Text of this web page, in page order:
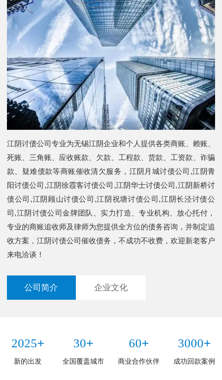
江阴讨债公司专业为无锡江阴企业和个人提供各类商账、赖账、
死账、三角账、应收账款、欠款、工程款、货款、工资款、诈骗
款、疑难债款等商账催收清欠服务，江阴月城讨债公司,江阴青
阳讨债公司,江阴徐霞客讨债公司,江阴华士讨债公司,江阴新桥讨
债公司,江阴顾山讨债公司,江阴祝塘讨债公司,江阴长泾讨债公
司,江阴讨债公司金牌团队、实力打造、专业机构、放心托付，
专业的商账追收师及律师为您提供全方位的债务咨询，并制定追
收方案，江阴讨债公司催收债务，不成功不收费，欢迎新老客户
来电洽谈！
公司简介 企业文化
2025+
新的出发
30+
全国覆盖城市
60+
商业合作伙伴
3000+
成功回款案例